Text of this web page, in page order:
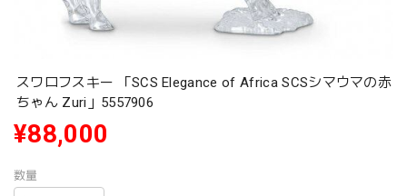
スワロフスキー 「SCS Elegance of Africa SCSシマウマの赤
ちゃん Zuri」5557906
¥88,000
数量